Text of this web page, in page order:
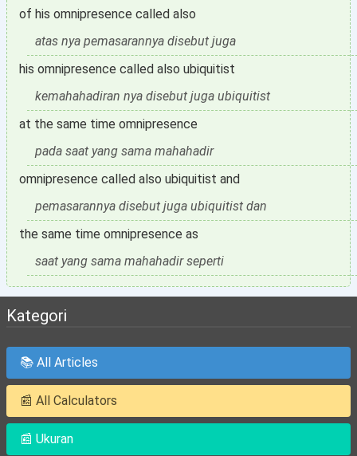
of his omnipresence called also
atas nya pemasarannya disebut juga
his omnipresence called also ubiquitist
kemahahadiran nya disebut juga ubiquitist
at the same time omnipresence
pada saat yang sama mahahadir
omnipresence called also ubiquitist and
pemasarannya disebut juga ubiquitist dan
the same time omnipresence as
saat yang sama mahahadir seperti
Kategori
📚 All Articles
📰 All Calculators
📰 Ukuran